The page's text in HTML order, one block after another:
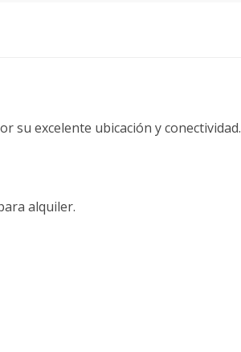
su excelente ubicación y conectividad.
alquiler.